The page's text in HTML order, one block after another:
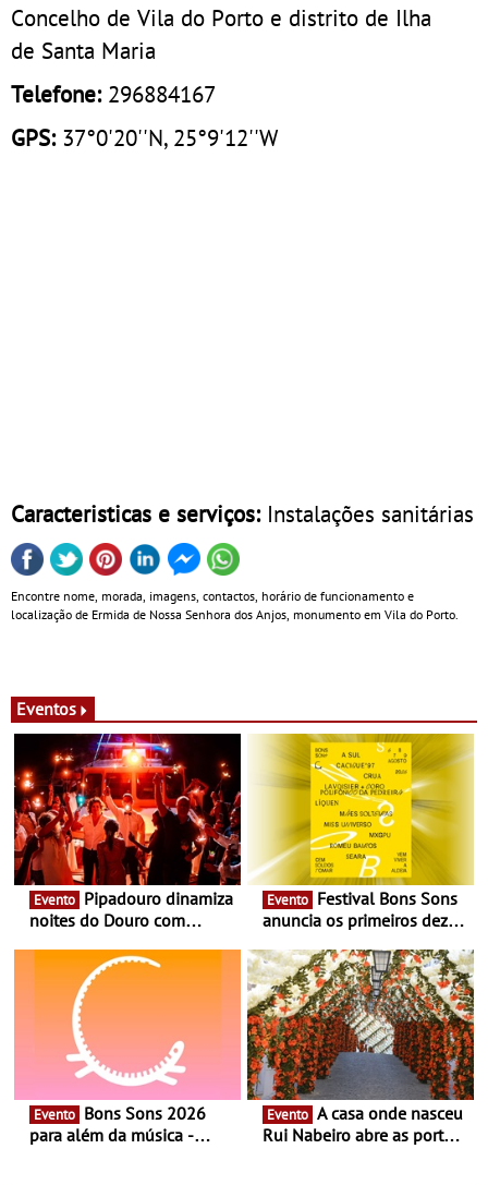
Concelho de Vila do Porto e distrito de Ilha
de Santa Maria
Telefone: 296884167
GPS:37°0'20''N, 25°9'12''W
Caracteristicas e serviços: Instalações sanitárias
Encontre nome, morada, imagens, contactos, horário de funcionamento e
localização de Ermida de Nossa Senhora dos Anjos, monumento em Vila do Porto.
Eventos
Evento
noites do Douro com
vinho, gastronomia e
música
Evento
anuncia os primeiros dez
Evento
para além da música -
Evento
Rui Nabeiro abre as portas